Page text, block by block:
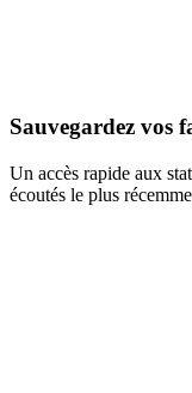
Sauvegardez vos
Un accès rapide aux
écoutés le plus